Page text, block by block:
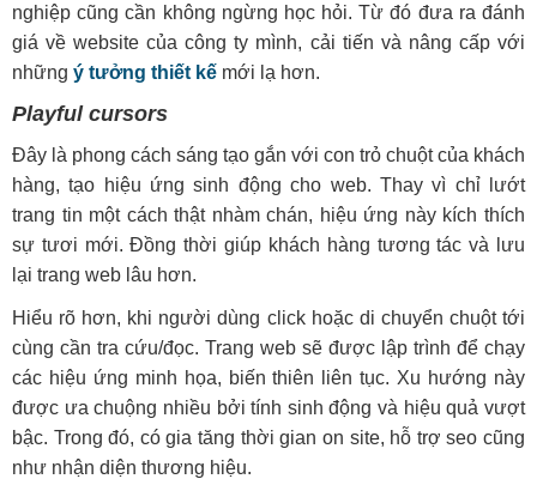
nghiệp cũng cần không ngừng học hỏi. Từ đó đưa ra đánh
giá về website của công ty mình, cải tiến và nâng cấp với
những ý tưởng thiết kế mới lạ hơn.
Playful cursors
Đây là phong cách sáng tạo gắn với con trỏ chuột của khách
hàng, tạo hiệu ứng sinh động cho web. Thay vì chỉ lướt
trang tin một cách thật nhàm chán, hiệu ứng này kích thích
sự tươi mới. Đồng thời giúp khách hàng tương tác và lưu
lại trang web lâu hơn.
Hiểu rõ hơn, khi người dùng click hoặc di chuyển chuột tới
cùng cần tra cứu/đọc. Trang web sẽ được lập trình để chạy
các hiệu ứng minh họa, biến thiên liên tục. Xu hướng này
được ưa chuộng nhiều bởi tính sinh động và hiệu quả vượt
bậc. Trong đó, có gia tăng thời gian on site, hỗ trợ seo cũng
như nhận diện thương hiệu.